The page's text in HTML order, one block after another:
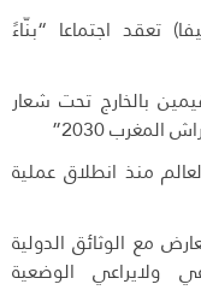
تعقد اجتماعا “بنّاءً
بالخارج تحت شعار
2030”
العالم منذ انطلاق عملية
مع الوثائق الدولية
ولايراعي الوضعية